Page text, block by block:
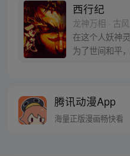
西行纪
龙神万相 · 古
在这个人妖神
为了世间和平
辞万难，找到
寻回徒弟们，
腾讯动漫App
海量正版漫画畅快看